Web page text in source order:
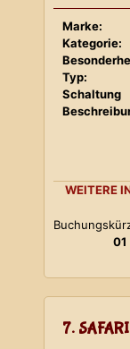
Marke:
Kategorie:
Typ:
Schaltung
WEITERE
01
7.